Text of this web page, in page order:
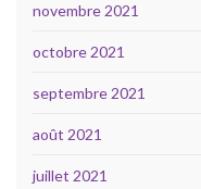
novembre 2021
octobre 2021
septembre 2021
août 2021
juillet 2021